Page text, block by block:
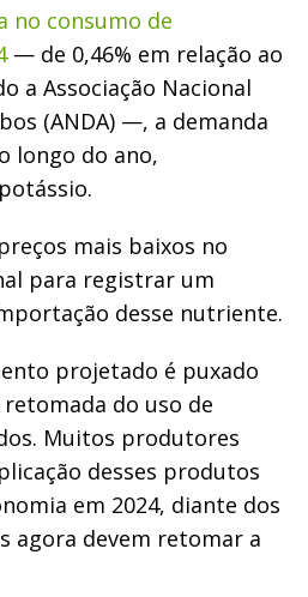
no consumo de
— de 0,46% em relação ao
a Associação Nacional
(ANDA) —, a demanda
longo do ano,
mais baixos no
para registrar um
desse nutriente.
projetado é puxado
do uso de
Muitos produtores
desses produtos
em 2024, diante dos
agora devem retomar a